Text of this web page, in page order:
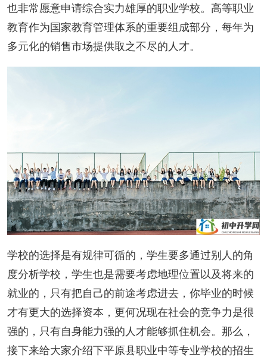
也非常愿意申请综合实力雄厚的职业学校。高等职业
教育作为国家教育管理体系的重要组成部分，每年为
多元化的销售市场提供取之不尽的人才。
学校的选择是有规律可循的，学生要多通过别人的角
度分析学校，学生也是需要考虑地理位置以及将来的
就业的，只有把自己的前途考虑进去，你毕业的时候
才有更大的选择资本，更何况现在社会的竞争力是很
强的，只有自身能力强的人才能够抓住机会。那么，
接下来给大家介绍下平原县职业中等专业学校的招生